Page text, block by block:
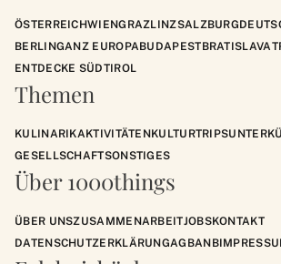
ÖSTERREICHWIENGRAZLINZSALZBURG
BERLINGANZ EUROPABUDAPESTBRATISLAVA
ENTDECKE SÜDTIROL
Themen
KULINARIKAKTIVITÄTENKULTURTRIPS
GESELLSCHAFTSONSTIGES
Über 1000things
ÜBER UNSZUSAMMENARBEITJOBSKONTAKT
DATENSCHUTZERKLÄRUNGAGBANB